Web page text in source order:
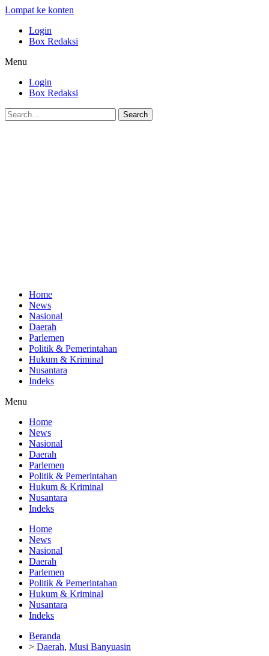
Lompat ke konten
Login
Box Redaksi
Menu
Login
Box Redaksi
Search
Home
News
Nasional
Daerah
Parlemen
Politik & Pemerintahan
Hukum & Kriminal
Nusantara
Indeks
Menu
Home
News
Nasional
Daerah
Parlemen
Politik & Pemerintahan
Hukum & Kriminal
Nusantara
Indeks
Home
News
Nasional
Daerah
Parlemen
Politik & Pemerintahan
Hukum & Kriminal
Nusantara
Indeks
Beranda
> Daerah, Musi Banyuasin